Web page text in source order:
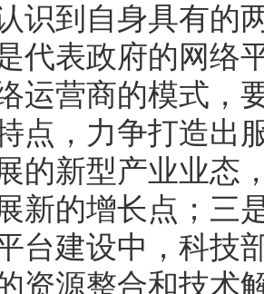
识到自身具有的
代表政府的网络
运营商的模式，
点，力争打造出
的新型产业业态
新的增长点；三
台建设中，科技
资源整合和技术